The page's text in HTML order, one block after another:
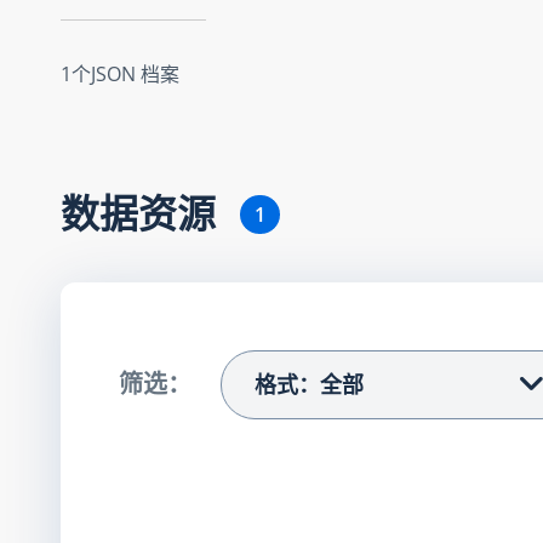
1个JSON 档案
数据资源 1
筛选： 格式：全部